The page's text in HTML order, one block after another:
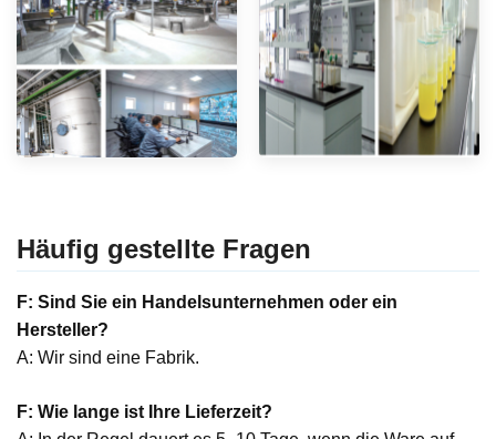
Häufig gestellte Fragen
F: Sind Sie ein Handelsunternehmen oder ein
Hersteller?
A: Wir sind eine Fabrik.
F: Wie lange ist Ihre Lieferzeit?